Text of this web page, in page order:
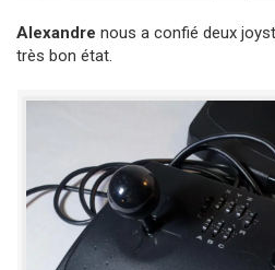
Alexandre nous a confié deux
très bon état.